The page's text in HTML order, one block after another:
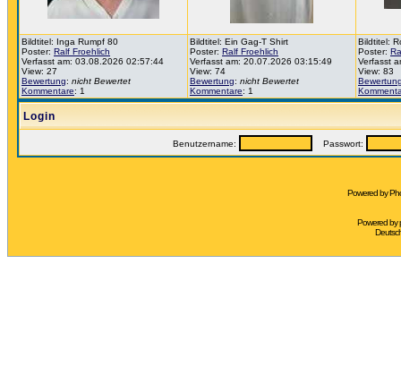
Bildtitel: Inga Rumpf 80
Poster: Ralf Froehlich
Verfasst am: 03.08.2026 02:57:44
View: 27
Bewertung: nicht Bewertet
Kommentare: 1
Bildtitel: Ein Gag-T Shirt
Poster: Ralf Froehlich
Verfasst am: 20.07.2026 03:15:49
View: 74
Bewertung: nicht Bewertet
Kommentare: 1
Bildtitel:
Poster:
Verfasst
View: 83
Login
Benutzername: Passwort:
Powered by
Powered by